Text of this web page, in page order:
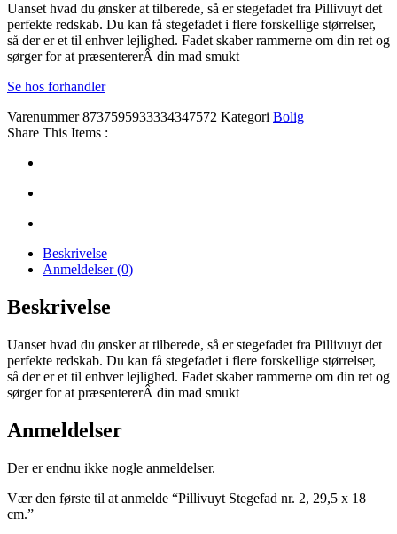
Uanset hvad du ønsker at tilberede, så er stegefadet fra Pillivuyt det
perfekte redskab. Du kan få stegefadet i flere forskellige størrelser,
så der er et til enhver lejlighed. Fadet skaber rammerne om din ret og
sørger for at præsentererÂ din mad smukt
Se hos forhandler
Varenummer8737595933334347572 Kategori Bolig
Share This Items :
Beskrivelse
Anmeldelser (0)
Beskrivelse
Uanset hvad du ønsker at tilberede, så er stegefadet fra Pillivuyt det
perfekte redskab. Du kan få stegefadet i flere forskellige størrelser,
så der er et til enhver lejlighed. Fadet skaber rammerne om din ret og
sørger for at præsentererÂ din mad smukt
Anmeldelser
Der er endnu ikke nogle anmeldelser.
Vær den første til at anmelde “Pillivuyt Stegefad nr. 2, 29,5 x 18
cm.”